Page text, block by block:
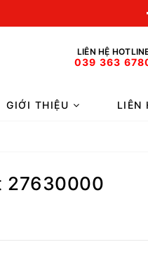
LIÊN HỆ
039 363
GIỚI THIỆU LIÊN
27630000